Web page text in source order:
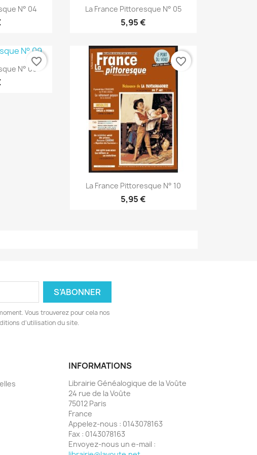
N° 04 Aperçu rapide
La France Pittoresque N° 05
5,95 €
N° 09
favorite_border
Aperçu rapide
La France Pittoresque N° 10
5,95 €
favorite_border
Vous trouverez pour cela nos
d'utilisation du site.
INFORMATIONS
Librairie Généalogique de la Voûte
24 rue de la Voûte
75012 Paris
France
Appelez-nous : 0143078163
Fax : 0143078163
Envoyez-nous un e-mail :